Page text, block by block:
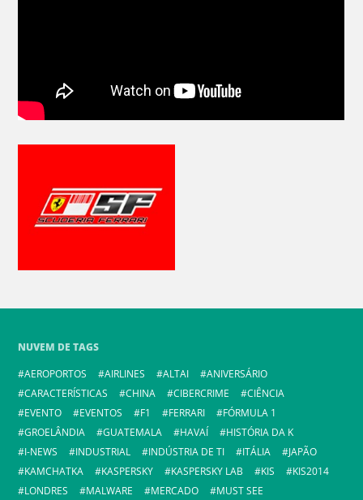
NUVEM DE TAGS
AEROPORTOS
AIRLINES ALTAI
ANIVERSÁRIO
CARACTERÍSTICAS
CHINA CIBERCRIME
CIÊNCIA
EVENTO
EVENTOS F1 FERRARI
FÓRMULA 1
GROELÂNDIA
GUATEMALA HAVAÍ
HISTÓRIA DA K
I-NEWS
INDUSTRIAL INDÚSTRIA DE TI ITÁLIA
JAPÃO
KAMCHATKA
KASPERSKY KASPERSKY LAB KIS
KIS2014
LONDRES
MALWARE MERCADO
MUST SEE